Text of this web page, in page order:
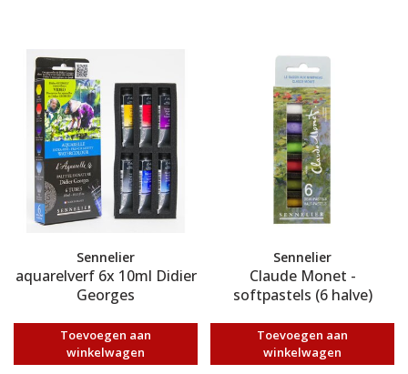
Sennelier
aquarelverf 6x 10ml Didier
Georges
Toevoegen aan
winkelwagen
Sennelier
Claude Monet -
softpastels (6 halve)
Toevoegen aan
winkelwagen